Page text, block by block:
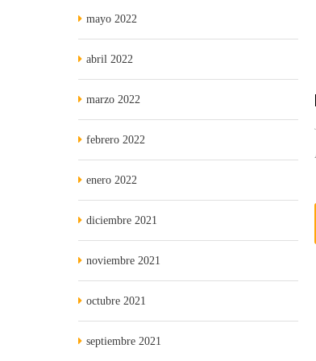
mayo 2022
abril 2022
marzo 2022
febrero 2022
enero 2022
diciembre 2021
noviembre 2021
octubre 2021
septiembre 2021